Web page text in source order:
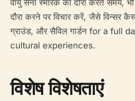
वायु सेना स्मारक का दौरा करते समय,
दौरा करने पर विचार करें, जैसे विन्सर
ग्राउंड, और सैविल गार्डन for a full
cultural experiences.
विशेष विशेषताएं